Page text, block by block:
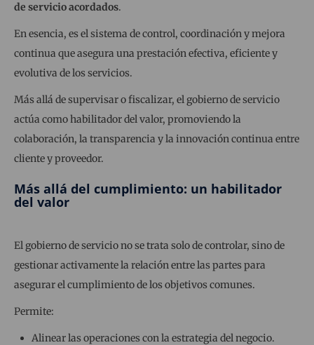
de servicio acordados.
En esencia, es el sistema de control, coordinación y mejora
continua que asegura una prestación efectiva, eficiente y
evolutiva de los servicios.
Más allá de supervisar o fiscalizar, el gobierno de servicio
actúa como habilitador del valor, promoviendo la
colaboración, la transparencia y la innovación continua entre
cliente y proveedor.
Más allá del cumplimiento: un habilitador
del valor
El gobierno de servicio no se trata solo de controlar, sino de
gestionar activamente la relación entre las partes para
asegurar el cumplimiento de los objetivos comunes.
Permite:
Alinear las operaciones con la estrategia del negocio.